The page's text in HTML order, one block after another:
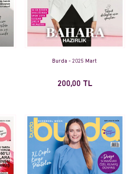
Burda - 2025 Mart
200,00 TL